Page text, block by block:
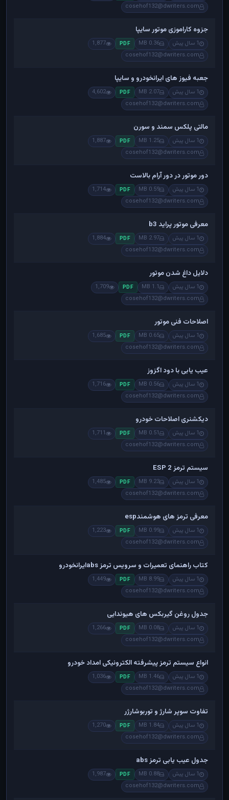
cosehof132@dwriters.com
جزوه کاراموزی موتور سایپا
1 سال پیش 0.36 MB
PDF
1,877
cosehof132@dwriters.com
جعبه فیوز های ایرانخودرو و سایپا
1 سال پیش 2.07 MB
PDF
4,602
cosehof132@dwriters.com
مالتی پلکس سمند و سورن
1 سال پیش 1.25 MB
PDF
1,887
cosehof132@dwriters.com
دور موتور در دور آرام بالاست
1 سال پیش 0.59 MB
PDF
1,714
cosehof132@dwriters.com
معرفی موتور پراید b3
1 سال پیش 2.97 MB
PDF
1,884
cosehof132@dwriters.com
دلایل داغ شدن موتور
1 سال پیش 1.1 MB
PDF
1,709
cosehof132@dwriters.com
اصلاحات فنی موتور
1 سال پیش 0.65 MB
PDF
1,685
cosehof132@dwriters.com
عیب یابی با دود اگزوز
1 سال پیش 0.56 MB
PDF
1,716
cosehof132@dwriters.com
دیکشنری اصلاحات خودرو
1 سال پیش 0.51 MB
PDF
1,711
cosehof132@dwriters.com
سیستم ترمز ESP 2
1 سال پیش 9.23 MB
PDF
1,485
cosehof132@dwriters.com
معرفی ترمز های هوشمندesp
1 سال پیش 0.99 MB
PDF
1,223
cosehof132@dwriters.com
کتاب راهنمای تعمیرات و سرویس ترمز absایرانخودرو
1 سال پیش 8.99 MB
PDF
1,449
cosehof132@dwriters.com
جدول روغن گیربکس های هیوندایی
1 سال پیش 0.08 MB
PDF
1,266
cosehof132@dwriters.com
انواع سیستم ترمز پیشرفته الکترونیکی امداد خودرو
1 سال پیش 1.46 MB
PDF
1,036
cosehof132@dwriters.com
تفاوت سوپر شارژ و توربوشارژر
1 سال پیش 1.84 MB
PDF
1,270
cosehof132@dwriters.com
جدول عیب یابی ترمز abs
1 سال پیش 0.88 MB
PDF
1,987
cosehof132@dwriters.com